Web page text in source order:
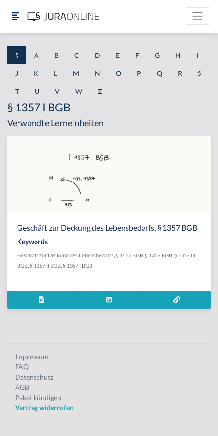
§ A B C D E F G H I
J K L M N O P Q R S
T U V W Z
§ 1357 I BGB
Verwandte Lerneinheiten
Geschäft zur Deckung des Lebensbedarfs, § 1357 BGB
Keywords
Geschäft zur Deckung des Lebensbedarfs § 1412 BGB § 1357 BGB § 1357 III
BGB § 1357 II BGB § 1357 I BGB
Impressum
FAQ
Datenschutz
AGB
Paket kündigen
Vertrag widerrufen